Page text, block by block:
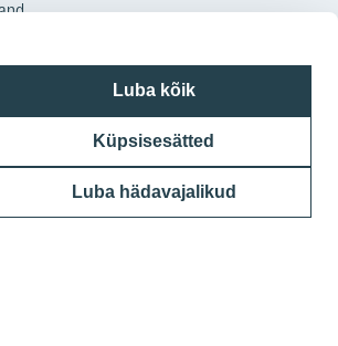
Luba kõik
Küpsisesätted
Luba hädavajalikud